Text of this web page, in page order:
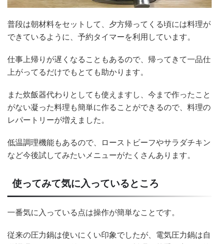
普段は朝材料をセットして、夕方帰ってくる頃には料理が
できているように、予約タイマーを利用しています。
仕事上帰りが遅くなることもあるので、帰ってきて一品仕
上がってるだけでもとても助かります。
また炊飯器代わりとしても使えますし、今まで作ったこと
がない凝った料理も簡単に作ることができるので、料理の
レパートリーが増えました。
低温調理機能もあるので、ローストビーフやサラダチキン
など今後試してみたいメニューがたくさんあります。
使ってみて気に入っているところ
一番気に入っている点は操作が簡単なことです。
従来の圧力鍋は使いにくい印象でしたが、電気圧力鍋は自